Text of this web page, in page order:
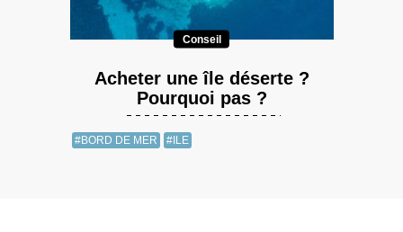
Conseil
Acheter une île déserte ?
Pourquoi pas ?
#BORD DE MER #ILE